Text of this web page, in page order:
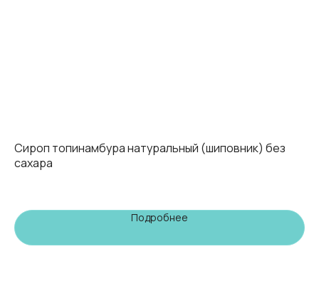
Сироп топинамбура натуральный (шиповник) без
сахара
Подробнее